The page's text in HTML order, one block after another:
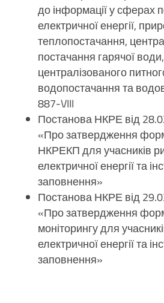
до інформації у сферах
електричної енергії,
теплопостачання,
постачання гарячої води,
централізованого
водопостачання та
887-VIII
Постанова НКРЕ від
«Про затвердження форм
НКРЕКП для учасників
електричної енергії та
заповнення»
Постанова НКРЕ від
«Про затвердження форм
моніторингу для
електричної енергії та
заповнення»